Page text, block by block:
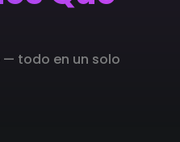
todo en un solo